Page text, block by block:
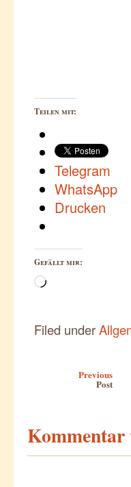
Teilen mit:
Telegram
WhatsApp
Drucken
Gefällt mir:
Wird
Filed under
Previous
Post
Kommentar